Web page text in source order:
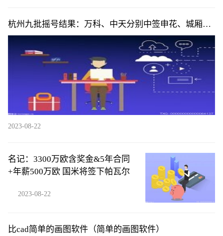
杭州九批摇号结果：万科、中天分别中签申花、城厢地
块
2023-08-22
名记：3300万欧含奖金&5年合同
+年薪500万欧 国米将签下帕瓦尔
2023-08-22
比cad简单的画图软件（简单的画图软件）